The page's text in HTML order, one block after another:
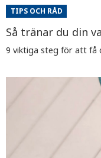
TIPS OCH RÅD
Så tränar du din
9 viktiga steg för att få